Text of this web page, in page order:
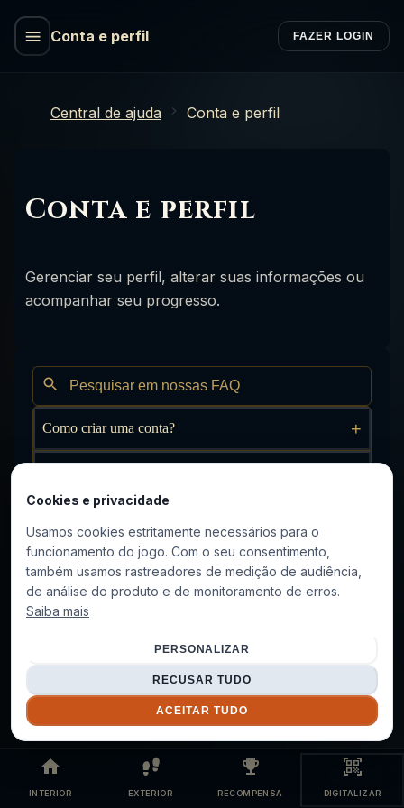
Conta e perfil FAZER LOGIN
Central de ajuda Conta e perfil
Conta e perfil
Gerenciar seu perfil, alterar suas informações ou
acompanhar seu progresso.
Como criar uma conta? +
Como fazer seu personagem progredir?
Como ganhar emblemas?
Como adicionar amigos?
Como excluir minha conta e meus dados? +
INTERIOR EXTERIOR RECOMPENSA DIGITALIZAR
Cookies e privacidade
Usamos cookies estritamente necessários para o
funcionamento do jogo. Com o seu consentimento,
também usamos rastreadores de medição de audiência,
de análise do produto e de monitoramento de erros.
Saiba mais
PERSONALIZAR
RECUSAR TUDO
ACEITAR TUDO